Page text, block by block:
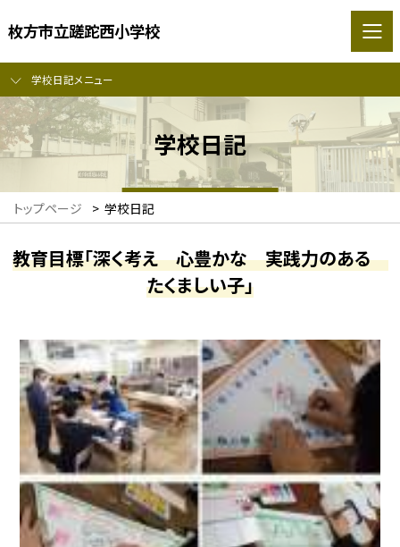
枚方市立蹉跎西小学校
学校日記メニュー
学校日記
トップページ > 学校日記
教育目標「深く考え 心豊かな 実践力のある
たくましい子」